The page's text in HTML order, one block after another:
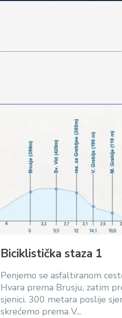
Biciklistička staza 1
Penjemo se asfaltiranom
Hvara prema Brusju, zatim
sjenici. 300 metara poslije
skrećemo prema V...